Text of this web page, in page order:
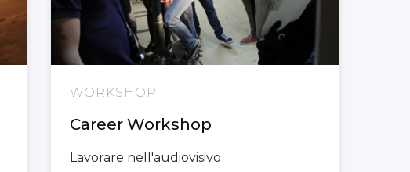
WORKSHOP
Career Workshop
Lavorare nell'audiovisivo